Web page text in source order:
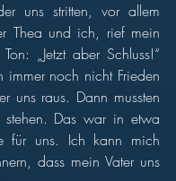
uns stritten, vor allem
Thea und ich, rief mein
„Jetzt aber Schluss!“
noch nicht Frieden
uns raus. Dann mussten
stehen. Das war in etwa
für uns. Ich kann mich
dass mein Vater uns